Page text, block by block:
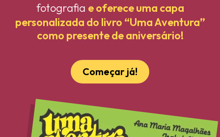
fotografia e oferece uma capa
personalizada do livro “Uma Aventura”
como presente de aniversário!
Começar já!